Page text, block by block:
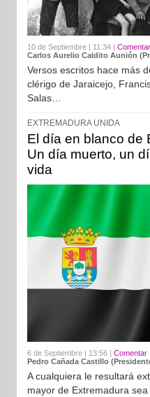
10 de Septiembre | 11:34 | Comentar
Carlos Aurelio Caldito Aunión
Versos escritos hace más
clérigo de Jaraicejo,
Salas…
EXTREMADURA UNIDA
El día en blanco de
Un día muerto, un
vida
6 de Septiembre | 13:56 | Comentar
Pedro Cañada Castillo
A cualquiera le resultará
mayor de Extremadura